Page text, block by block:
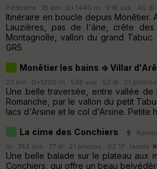
Pédestre · 15 km · D+1440 m · 918 vus · 40 dl
Itinéraire en boucle depuis Monêtier.
Lauzières, pas de l'âne, crête
Montagnolle, vallon du grand
GR5
Monêtier les bains => Villar
23 km · D+1200 m · 538 vus · 53 dl · 21 photos
Une belle traversée, entre vallée de
Romanche, par le vallon du petit
lacs d'Arsine et le col d'Arsine. Petite
La cime des Conchiers
m · 742 vus · 77 dl · 21 photos · 02:17 · Iannis
Une belle balade sur le plateau aux
Conchiers, qui offre un beau